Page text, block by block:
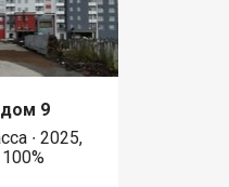
9
∙ 2025,